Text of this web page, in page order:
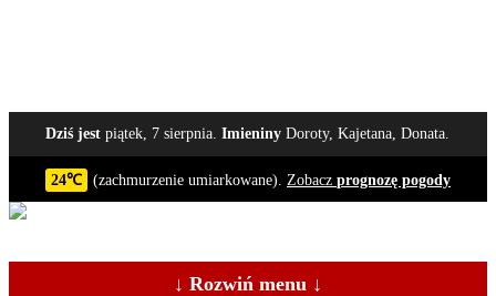
Dziś jest piątek, 7 sierpnia.Imieniny Doroty, Kajetana, Donata.
24℃ (zachmurzenie umiarkowane). Zobacz prognozę pogody
↓ Rozwiń menu ↓